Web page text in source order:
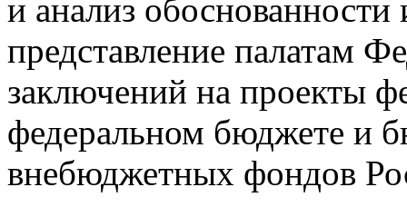
и анализ обоснованности
представление палатам
заключений на проекты
федеральном бюджете и
внебюджетных фондов